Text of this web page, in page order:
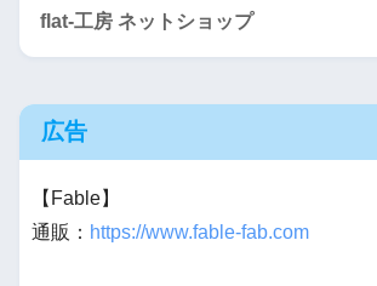
flat-工房 ネットショップ
広告
【Fable】
通販： https://www.fable-fab.com